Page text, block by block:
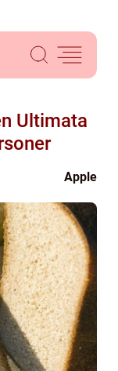
Ultimata
Apple